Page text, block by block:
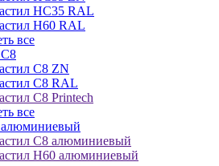
НС35 RAL
Н60 RAL
все
С8 ZN
С8 RAL
С8 Printech
все
С8 алюминиевый
Н60 алюминиевый